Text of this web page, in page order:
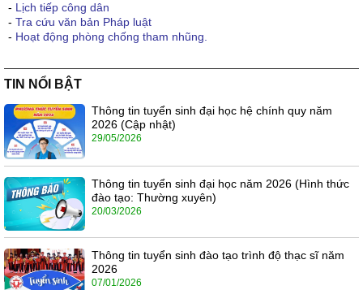
- Lịch tiếp công dân
- Tra cứu văn bản Pháp luật
- Hoạt động phòng chống tham nhũng.
TIN NỔI BẬT
Thông tin tuyển sinh đại học hệ chính quy năm
2026 (Cập nhật)
29/05/2026
Thông tin tuyển sinh đại học năm 2026 (Hình thức
đào tạo: Thường xuyên)
20/03/2026
Thông tin tuyển sinh đào tạo trình độ thạc sĩ năm
2026
07/01/2026